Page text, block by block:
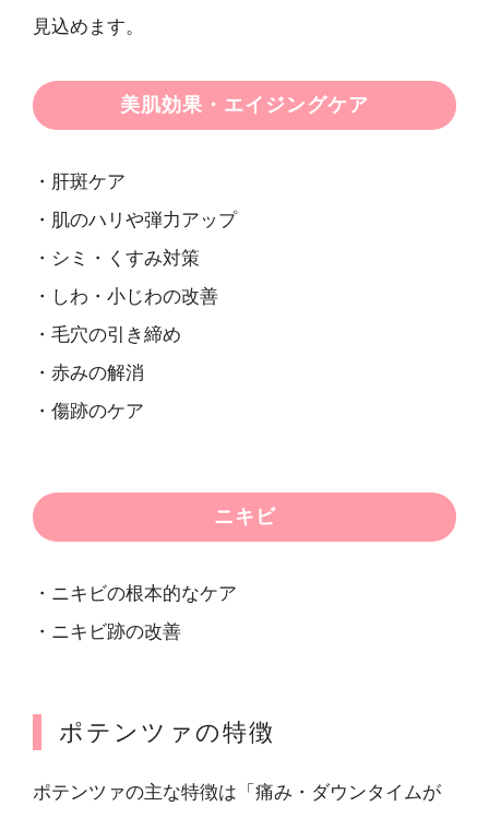
見込めます。
美肌効果・エイジングケア
・肝斑ケア
・肌のハリや弾力アップ
・シミ・くすみ対策
・しわ・小じわの改善
・毛穴の引き締め
・赤みの解消
・傷跡のケア
ニキビ
・ニキビの根本的なケア
・ニキビ跡の改善
ポテンツァの特徴
ポテンツァの主な特徴は「痛み・ダウンタイムが